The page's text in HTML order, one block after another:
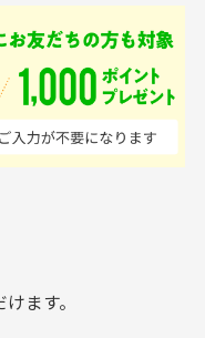
すが綺麗に梱包され
り商品を大切にして
感が伝わってきまし
フロント部分に汚
り」と記載ありまし
。
送業務は致しておりま
なります。入金確認後
振込み期限とさせ
なっている場合
ダメージがある商品
ます。